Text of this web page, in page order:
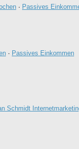
· Passives
· Passives Einkommen
Schmidt